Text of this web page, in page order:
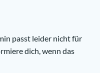
passt leider nicht für
dich, wenn das